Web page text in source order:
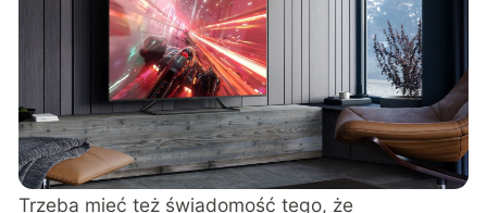
Trzeba mieć też świadomość tego, że